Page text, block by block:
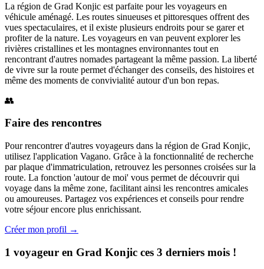
La région de Grad Konjic est parfaite pour les voyageurs en
véhicule aménagé. Les routes sinueuses et pittoresques offrent des
vues spectaculaires, et il existe plusieurs endroits pour se garer et
profiter de la nature. Les voyageurs en van peuvent explorer les
rivières cristallines et les montagnes environnantes tout en
rencontrant d'autres nomades partageant la même passion. La liberté
de vivre sur la route permet d'échanger des conseils, des histoires et
même des moments de convivialité autour d'un bon repas.
👥
Faire des rencontres
Pour rencontrer d'autres voyageurs dans la région de Grad Konjic,
utilisez l'application Vagano. Grâce à la fonctionnalité de recherche
par plaque d'immatriculation, retrouvez les personnes croisées sur la
route. La fonction 'autour de moi' vous permet de découvrir qui
voyage dans la même zone, facilitant ainsi les rencontres amicales
ou amoureuses. Partagez vos expériences et conseils pour rendre
votre séjour encore plus enrichissant.
Créer mon profil →
1 voyageur en Grad Konjic ces 3 derniers mois !